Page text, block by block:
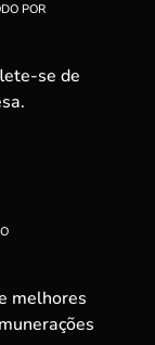
POR
se de
melhores